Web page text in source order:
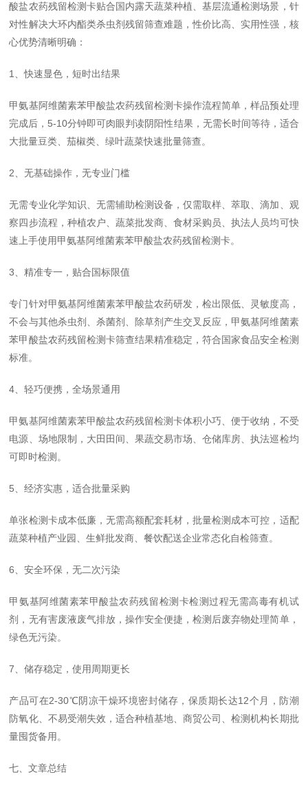
酸盐农药残留检测卡贴合国内露天蔬菜种植、基层流通检测场景，针
对性解决大环内酯类杀虫剂残留筛查难题，性价比高、实用性强，核
心优势清晰明确：
1、快速显色，短时出结果
甲氨基阿维菌素苯甲酸盐农药残留检测卡操作流程简单，样品预处理
完成后，5-10分钟即可肉眼判读阴阳性结果，无需长时间等待，适合
大批量豆类、茄椒类、绿叶蔬菜快速批量筛查。
2、无基础操作，无专业门槛
无需专业化学知识、无需辅助检测设备，仅需取样、萃取、滴加、观
察四步流程，种植农户、蔬菜批发商、食材采购员、执法人员均可快
速上手使用甲氨基阿维菌素苯甲酸盐农药残留检测卡。
3、精准专一，贴合国标限值
专门针对甲氨基阿维菌素苯甲酸盐农药研发，检出限低、灵敏度高，
不会与其他杀虫剂、杀菌剂、除草剂产生交叉反应，甲氨基阿维菌素
苯甲酸盐农药残留检测卡筛查结果精准稳定，符合国家食品安全检测
标准。
4、轻巧便携，全场景通用
甲氨基阿维菌素苯甲酸盐农药残留检测卡体积小巧、便于收纳，不受
电源、场地限制，大田田间、果蔬交易市场、仓储库房、执法巡检均
可即时检测。
5、经济实惠，适合批量采购
单张检测卡成本低廉，无需高额配套耗材，批量检测成本可控，适配
蔬菜种植产业园、生鲜批发商、餐饮配送企业常态化自检筛查。
6、安全环保，无二次污染
甲氨基阿维菌素苯甲酸盐农药残留检测卡检测过程无需高毒有机试
剂，无有害废液废气排放，操作安全便捷，检测后废弃物处理简单，
绿色无污染。
7、储存稳定，使用周期更长
产品可在2-30℃阴凉干燥环境密封储存，保质期长达12个月，防潮
防氧化、不易受潮失效，适合种植基地、商贸公司、检测机构长期批
量囤货备用。
七、文章总结